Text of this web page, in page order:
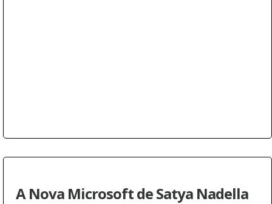
A Nova Microsoft de Satya Nadella